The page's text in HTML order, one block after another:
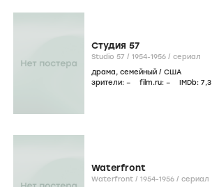
Студия 57
Studio 57 / 1954-1956 / сериал
драма, семейный / США
зрители: – film.ru: – IMDb: 7,3
Waterfront
Waterfront / 1954-1956 / сериал